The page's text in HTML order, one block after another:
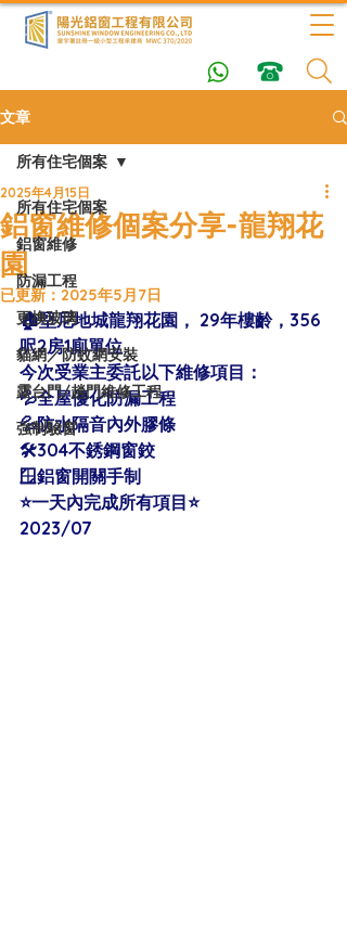
文章
所有住宅個案
鋁窗維修
防漏工程
更換玻璃
貓網／防蚊網安裝
露台門/趟門維修工程
強制驗窗
所有住宅個案
鋁窗維修個案分享-龍翔花
園
2025年4月15日
已更新： 2025年5月7日
🏠堅尼地城龍翔花園， 29年樓齡，356
呎2房1廁單位
今次受業主委託以下維修項目：
💦全屋優化防漏工程
💦防水隔音內外膠條
🛠304不銹鋼窗鉸
🪟鋁窗開關手制
⭐️一天內完成所有項目⭐️
2023/07